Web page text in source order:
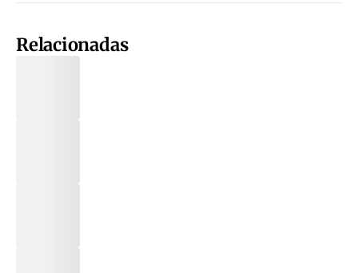
Relacionadas